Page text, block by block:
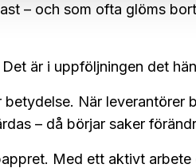
– och som ofta glöms
är i uppföljningen det
När leverantörer
– då börjar saker
Med ett aktivt arbete